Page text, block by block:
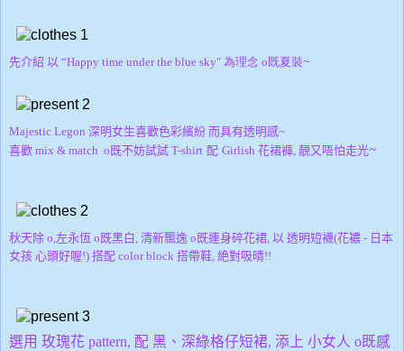
先介紹 以 “Happy time under the blue sky" 為理念 o既夏裝~
Majestic Legon 深明女生喜歡色彩繽紛 而具有透明感~
喜歡 mix & match o既不妨試試 T-shirt 配 Girlish 花裙褲, 靚又唔怕走光~
秋天除 o,左永恆 o既黑白, 清新飄逸 o既連身碎花裙, 以 透明短襪(花襛 - 日本
女孩 心頭好喔!) 搭配 color block 搭帶鞋, 絶對吸晴!!
選用 玫瑰花 pattern, 配 黑、深綠格仔短裙, 添上 小女人 o既感